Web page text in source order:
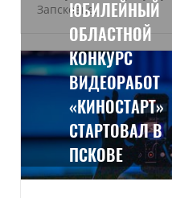
Запсковье.ЮБИЛЕЙНЫЙ
ОБЛАСТНОЙ
КОНКУРС
ВИДЕОРАБОТ
«КИНОСТАРТ»
СТАРТОВАЛ В
ПСКОВЕ